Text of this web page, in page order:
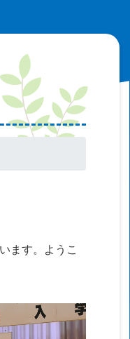
ます。ようこ